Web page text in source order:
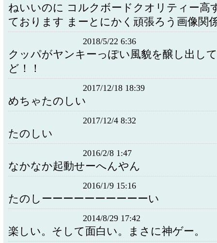
ねいいのに コルクボードクオリティー高
ております まーとにかく頑張ろう画像関
2018/5/22 6:36
クッパがヤンキーっぽい風貌を醸し出し
ど！！
2017/12/18 18:39
めちゃたのしい
2017/12/4 8:32
たのしい
2016/2/8 1:47
なかなか起動せーへんやん
2016/1/9 15:16
たのしーーーーーーーーーーい
2014/8/29 17:42
楽しい。そして面白い。まさに神ゲー。